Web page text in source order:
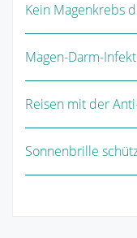
Kein Magenkrebs
Magen-Darm-
Reisen mit der
Sonnenbrille